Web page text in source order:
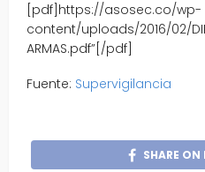
[pdf]https://asosec.co/wp-
content/uploads/2016/02/
ARMAS.pdf”[/pdf]
Fuente: Supervigilancia
SHARE